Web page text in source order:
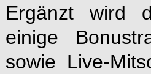
Ergänzt wird
einige
sowie Live-